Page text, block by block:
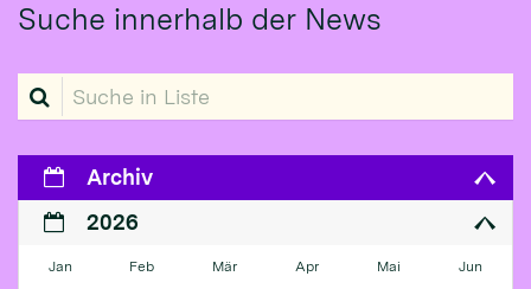
Suche innerhalb der News
Suche in Liste
Archiv
2026
Jan Feb Mär Apr Mai Jun